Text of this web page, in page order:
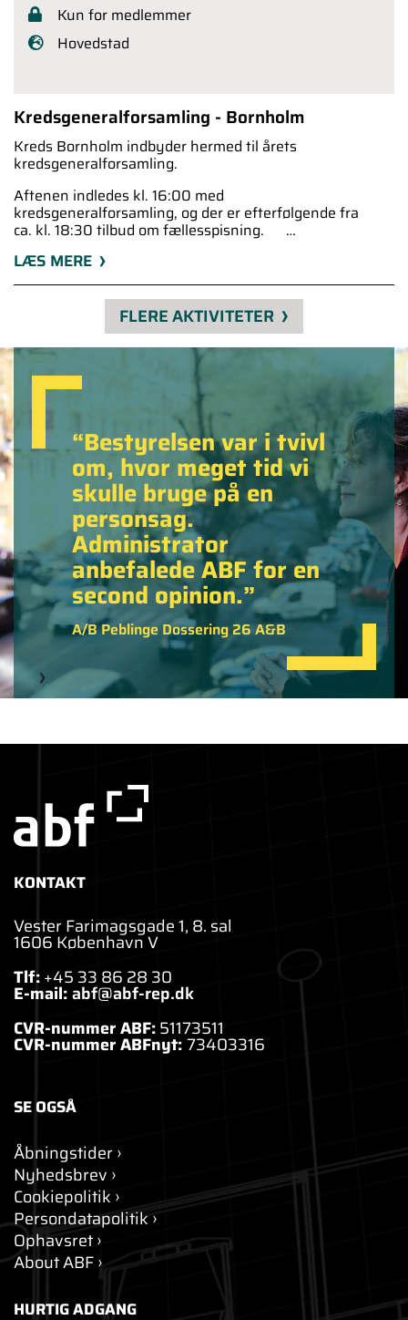
Kredsgeneralforsamling - Bornholm
Kreds Bornholm indbyder hermed til årets
kredsgeneralforsamling.
Aftenen indledes kl. 16:00 med
kredsgeneralforsamling, og der er efterfølgende fra
ca. kl. 18:30 tilbud om fællesspisning. …
LÆS MERE
Kun for medlemmer
Hovedstad
FLERE AKTIVITETER
Bestyrelsen var i tvivl
om, hvor meget tid vi
skulle bruge på en
personsag.
Administrator
anbefalede ABF for en
second opinion.
A/B Peblinge Dossering 26 A&B
KONTAKT
Vester Farimagsgade 1, 8. sal
1606 København V
Tlf:+45 33 86 28 30
E-mail:abf@abf-rep.dk
CVR-nummer ABF:51173511
CVR-nummer ABFnyt:73403316
SE OGSÅ
Åbningstider
Nyhedsbrev
Cookiepolitik
Persondatapolitik
Ophavsret
About ABF
HURTIG ADGANG